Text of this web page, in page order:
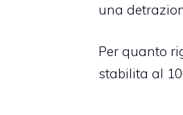
una
Per quanto
stabilita al